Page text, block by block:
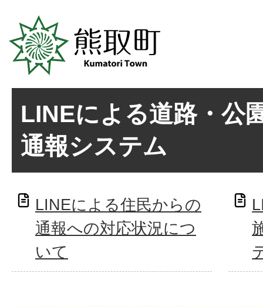
LINEによる道路・公
通報システム
LINEによる住民からの
通報への対応状況につ
いて